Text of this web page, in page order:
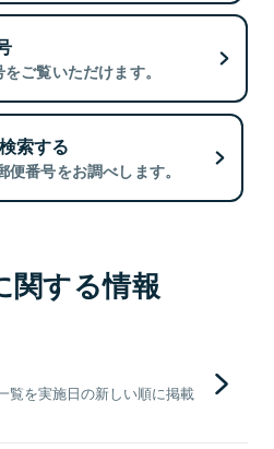
ご覧いただけます。
索する
番号をお調べします。
関する情報
覧を実施日の新しい順に掲載